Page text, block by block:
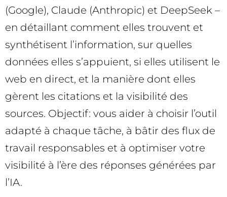
(Google), Claude (Anthropic) et DeepSeek –
en détaillant comment elles trouvent et
synthétisent l’information, sur quelles
données elles s’appuient, si elles utilisent le
web en direct, et la manière dont elles
gèrent les citations et la visibilité des
sources. Objectif: vous aider à choisir l’outil
adapté à chaque tâche, à bâtir des flux de
travail responsables et à optimiser votre
visibilité à l’ère des réponses générées par
l’IA.